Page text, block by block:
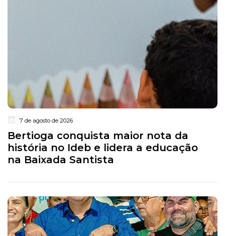
7 de agosto de 2026
Bertioga conquista maior nota da
história no Ideb e lidera a educação
na Baixada Santista